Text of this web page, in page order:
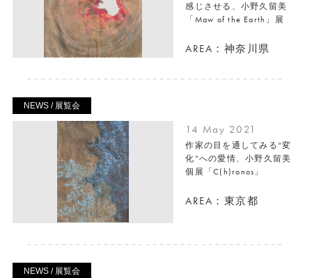
感じさせる、小野久留美
「Maw of the Earth」展
AREA：神奈川県
NEWS / 展覧会
14 May 2021
作家の目を通してみる“変
化”への愛情、小野久留美
個展「C(h)ronos」
AREA：東京都
NEWS / 展覧会